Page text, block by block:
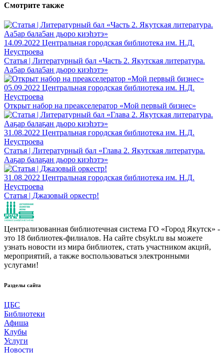
Смотрите также
14.09.2022 Центральная городская библиотека им. Н.Д.
Неустроева
Статья | Литературный бал «Часть 2. Якутская литература.
Аа5ар бала5ан дьоро киэhэтэ»
05.09.2022 Центральная городская библиотека им. Н.Д.
Неустроева
Открыт набор на преакселератор «Мой первый бизнес»
31.08.2022 Центральная городская библиотека им. Н.Д.
Неустроева
Статья | Литературный бал «Глава 2. Якутская литература.
Ааҕар балаҕан дьоро киэһэтэ»
31.08.2022 Центральная городская библиотека им. Н.Д.
Неустроева
Статья | Джазовый оркестр!
Централизованная библиотечная система ГО «Город Якутск» -
это 18 библиотек-филиалов. На сайте cbsykt.ru вы можете
узнать новости из мира библиотек, стать участником акций,
мероприятий, а также воспользоваться электронными
услугами!
Разделы сайта
ЦБС
Библиотеки
Афиша
Клубы
Услуги
Новости